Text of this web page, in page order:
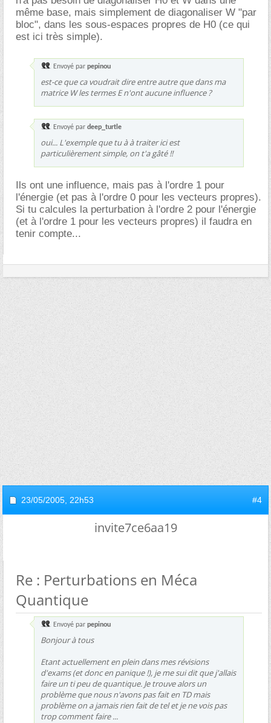
même base, mais simplement de diagonaliser W "par
bloc", dans les sous-espaces propres de H0 (ce qui
est ici très simple).
Envoyé par pepinou
est-ce que ca voudrait dire entre autre que dans ma
matrice W les termes E n'ont aucune influence ?
Envoyé par deep_turtle
oui... L'exemple que tu à à traiter ici est
particulièrement simple, on t'a gâté !!
Ils ont une influence, mais pas à l'ordre 1 pour
l'énergie (et pas à l'ordre 0 pour les vecteurs propres).
Si tu calcules la perturbation à l'ordre 2 pour l'énergie
(et à l'ordre 1 pour les vecteurs propres) il faudra en
tenir compte...
23/05/2005, 22h53 #4
invite7ce6aa19
Re : Perturbations en Méca
Quantique
Envoyé par pepinou
Bonjour à tous
Etant actuellement en plein dans mes révisions
d'exams (et donc en panique !), je me sui dit que j'allais
faire un ti peu de quantique. Je trouve alors un
problème que nous n'avons pas fait en TD mais
problème on a jamais rien fait de tel et je ne vois pas
trop comment faire ...